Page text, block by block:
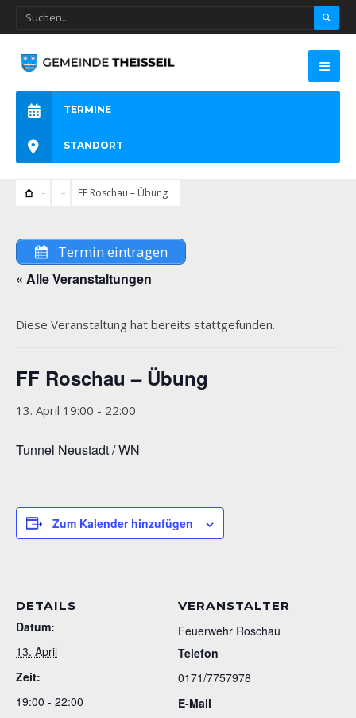
TERMINE
STANDORT
FF Roschau – Übung
Termin eintragen
« Alle Veranstaltungen
Diese Veranstaltung hat bereits stattgefunden.
FF Roschau – Übung
13. April 19:00 - 22:00
Tunnel Neustadt / WN
Zum Kalender hinzufügen
DETAILS
Datum:
13. April
Zeit:
19:00 - 22:00
VERANSTALTER
Feuerwehr Roschau
Telefon
0171/7757978
E-Mail